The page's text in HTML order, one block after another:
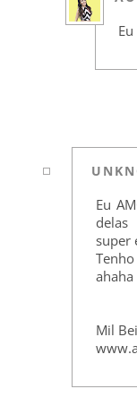
Eu
super
ahaha
Mil